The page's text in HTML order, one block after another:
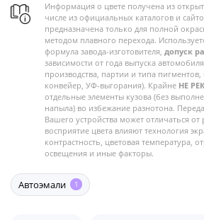
Информация о цвете получена из
числе из официальных каталогов и
предназначена только для полной
методом плавного перехода.
формула завода-изготовителя, допуск
зависимости от года выпуска
производства, партии и типа
конвейер, УФ-выгорания). Крайне НЕ
отдельные элементы кузова (без
напыла) во избежание разнотона.
Вашего устройства может отличаться от
восприятие цвета влияют технология
контрастность, цветовая температура,
освещения и иные факторы.
Автоэмали 1